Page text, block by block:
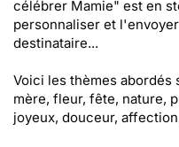
célébrer Mamie" est en
personnaliser et
destinataire...
Voici les thèmes abordés
mère, fleur, fête, nature,
joyeux, douceur,